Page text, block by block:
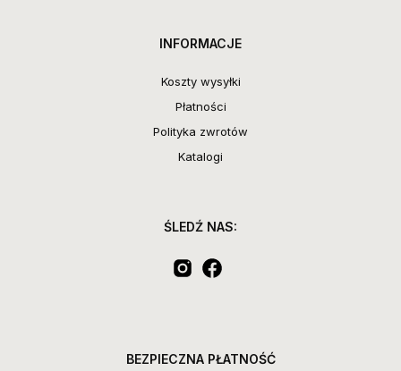
INFORMACJE
Koszty wysyłki
Płatności
Polityka zwrotów
Katalogi
ŚLEDŹ NAS:
BEZPIECZNA PŁATNOŚĆ